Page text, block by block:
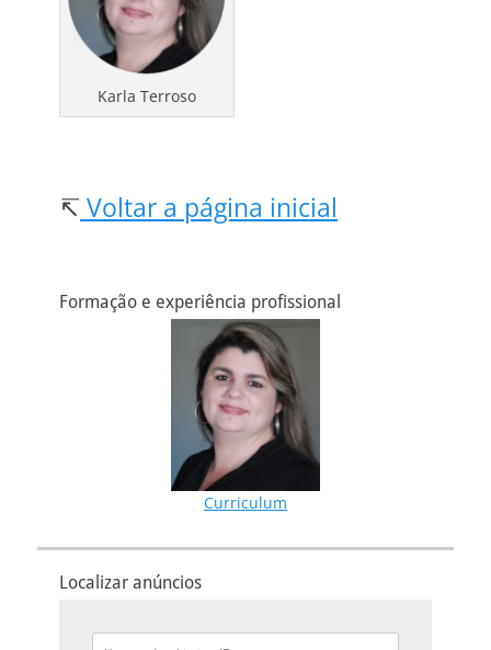
Karla Terroso
↸ Voltar a página inicial
Formação e experiência profissional
Curriculum
Localizar anúncios